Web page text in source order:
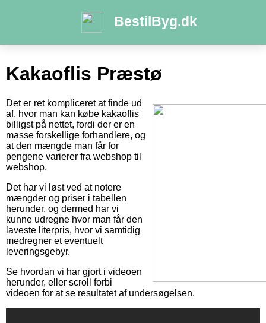
BestilByg.dk
Kakaoflis Præstø
Det er ret kompliceret at finde ud
af, hvor man kan købe kakaoflis
billigst på nettet, fordi der er en
masse forskellige forhandlere, og
at den mængde man får for
pengene varierer fra webshop til
webshop.
Det har vi løst ved at notere
mængder og priser i tabellen
herunder, og dermed har vi
kunne udregne hvor man får den
laveste literpris, hvor vi samtidig
medregner et eventuelt
leveringsgebyr.
Se hvordan vi har gjort i videoen
herunder, eller scroll forbi
videoen for at se resultatet af undersøgelsen.